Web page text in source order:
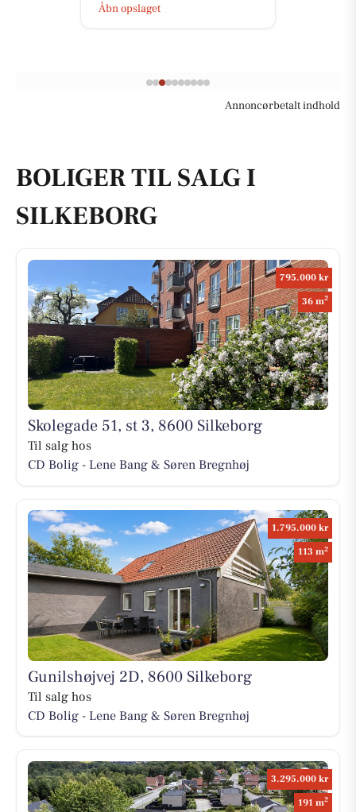
Åbn opslaget
Annoncørbetalt indhold
BOLIGER TIL SALG I
SILKEBORG
795.000 kr
36 m2
Skolegade 51, st 3, 8600 Silkeborg
Til salg hos
CD Bolig - Lene Bang & Søren Bregnhøj
1.795.000 kr
113 m2
Gunilshøjvej 2D, 8600 Silkeborg
Til salg hos
CD Bolig - Lene Bang & Søren Bregnhøj
3.295.000 kr
191 m2